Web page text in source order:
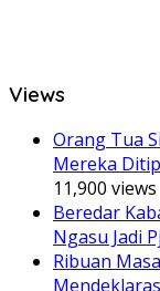
Views
Orang Tua
Mereka
11,900 views
Beredar
Ngasu Jadi
Ribuan